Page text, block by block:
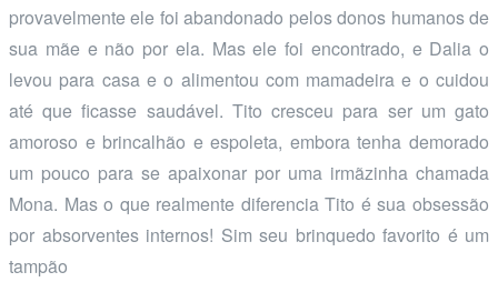
provavelmente ele foi abandonado pelos donos humanos de
sua mãe e não por ela. Mas ele foi encontrado, e Dalia o
levou para casa e o alimentou com mamadeira e o cuidou
até que ficasse saudável. Tito cresceu para ser um gato
amoroso e brincalhão e espoleta, embora tenha demorado
um pouco para se apaixonar por uma irmãzinha chamada
Mona. Mas o que realmente diferencia Tito é sua obsessão
por absorventes internos! Sim seu brinquedo favorito é um
tampão